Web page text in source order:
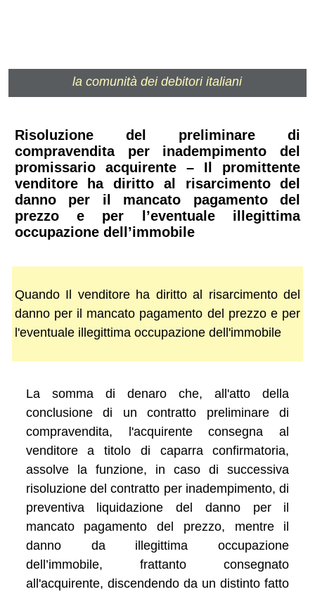
la comunità dei debitori italiani
Risoluzione del preliminare di
compravendita per inadempimento del
promissario acquirente – Il promittente
venditore ha diritto al risarcimento del
danno per il mancato pagamento del
prezzo e per l’eventuale illegittima
occupazione dell’immobile
Quando Il venditore ha diritto al risarcimento del
danno per il mancato pagamento del prezzo e per
l'eventuale illegittima occupazione dell'immobile
La somma di denaro che, all'atto della
conclusione di un contratto preliminare di
compravendita, l'acquirente consegna al
venditore a titolo di caparra confirmatoria,
assolve la funzione, in caso di successiva
risoluzione del contratto per inadempimento, di
preventiva liquidazione del danno per il
mancato pagamento del prezzo, mentre il
danno da illegittima occupazione
dell’immobile, frattanto consegnato
all'acquirente, discendendo da un distinto fatto